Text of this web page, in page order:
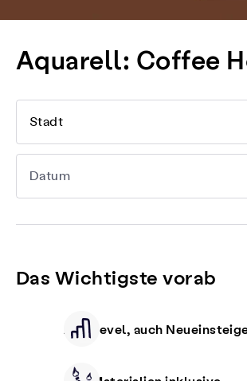
Aquarell: Coffee
Stadt
Datum
Das Wichtigste vorab
Alle Level, auch